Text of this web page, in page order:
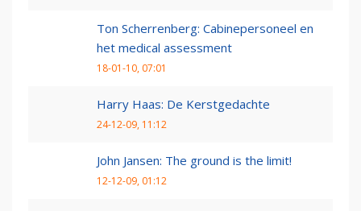
Ton Scherrenberg: Cabinepersoneel en
het medical assessment
18-01-10, 07:01
Harry Haas: De Kerstgedachte
24-12-09, 11:12
John Jansen: The ground is the limit!
12-12-09, 01:12